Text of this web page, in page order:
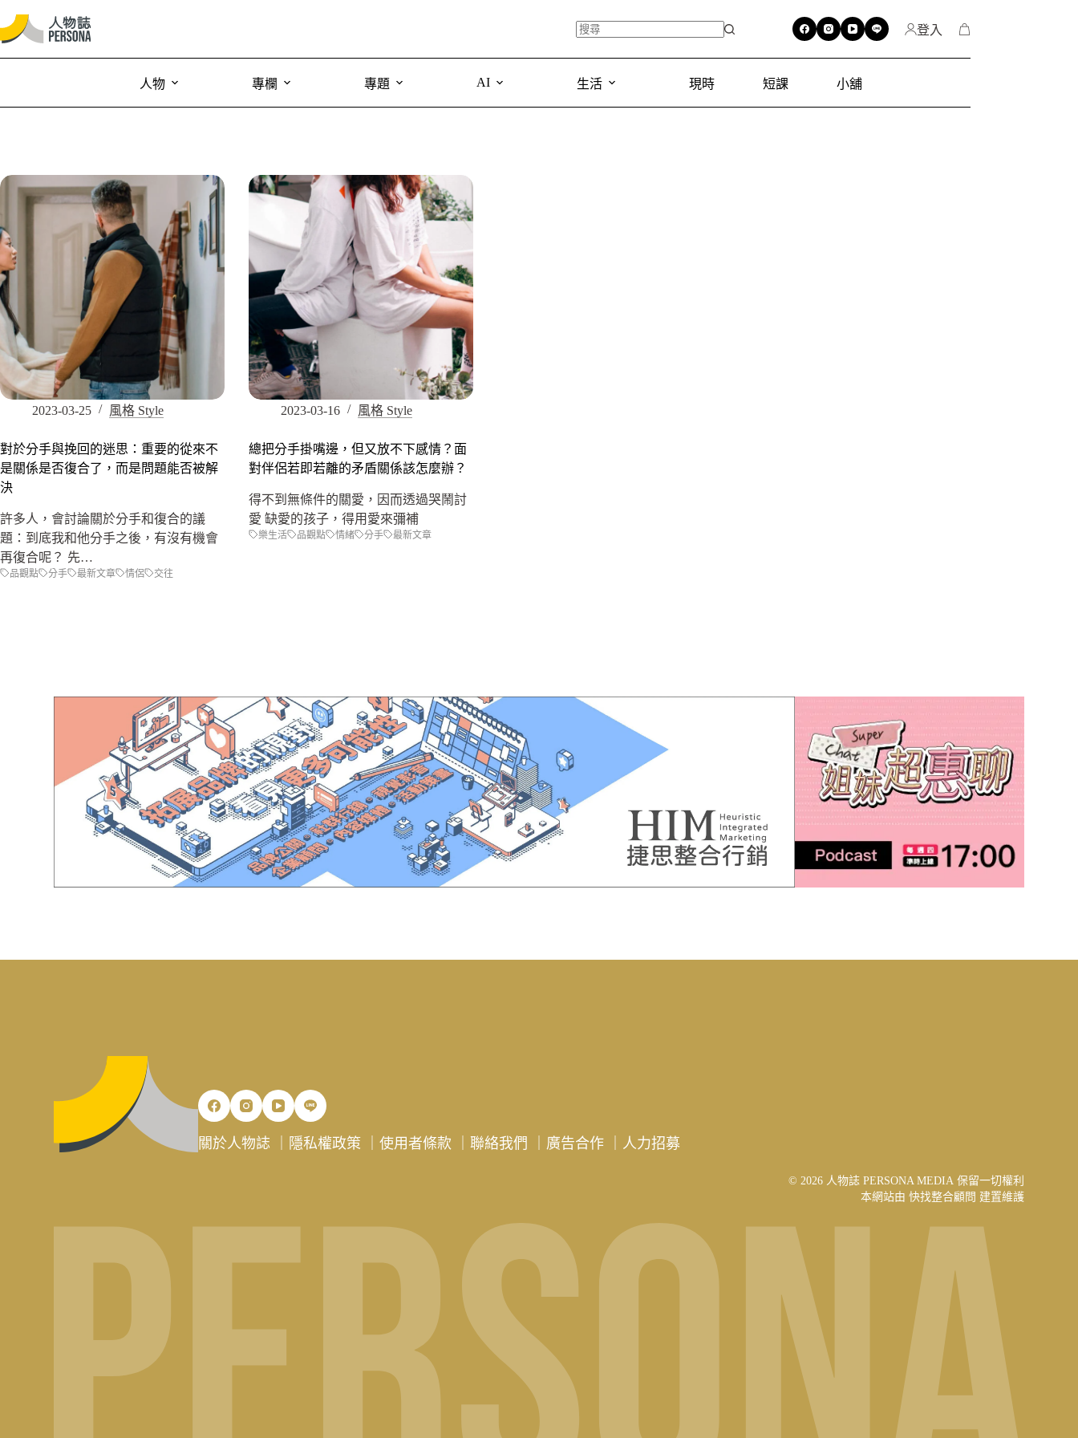
登入
人物 專欄 專題 AI 生活 現時 短課 小舖
2023-03-25 風格 Style
對於分手與挽回的迷思：重要的從來不
是關係是否復合了，而是問題能否被解
決
許多人，會討論關於分手和復合的議
題：到底我和他分手之後，有沒有機會
再復合呢？ 先…
品觀點 分手 最新文章 情侶 交往
2023-03-16 風格 Style
總把分手掛嘴邊，但又放不下感情？面
對伴侶若即若離的矛盾關係該怎麼辦？
得不到無條件的關愛，因而透過哭鬧討
愛 缺愛的孩子，得用愛來彌補
樂生活 品觀點 情緒 分手 最新文章
關於人物誌 隱私權政策 ｜使用者條款 ｜聯絡我們 廣告合作 人力招募
© 2026 人物誌 PERSONA MEDIA 保留一切權利
本網站由 快找整合顧問 建置維護